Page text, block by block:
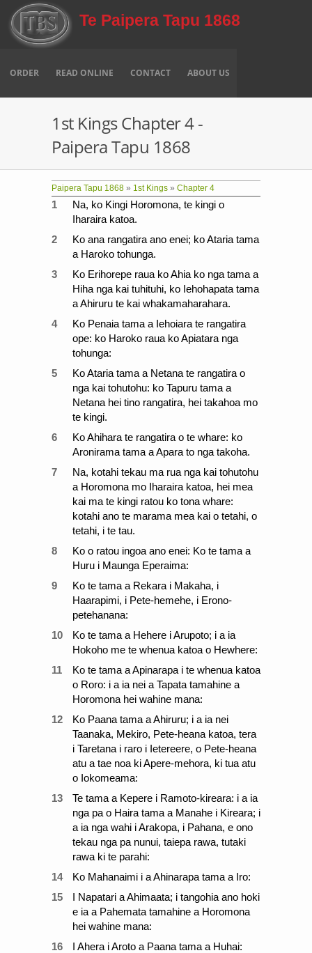
Skip to main content
Te Paipera Tapu 1868
ORDER READ ONLINE CONTACT ABOUT US
1st Kings Chapter 4 -
Paipera Tapu 1868
Paipera Tapu 1868 » 1st Kings » Chapter 4
1
Na, ko Kingi Horomona, te kingi o
Iharaira katoa.
2
Ko ana rangatira ano enei; ko Ataria tama
a Haroko tohunga.
3
Ko Erihorepe raua ko Ahia ko nga tama a
Hiha nga kai tuhituhi, ko Iehohapata tama
a Ahiruru te kai whakamaharahara.
4
Ko Penaia tama a Iehoiara te rangatira
ope: ko Haroko raua ko Apiatara nga
tohunga:
5
Ko Ataria tama a Netana te rangatira o
nga kai tohutohu: ko Tapuru tama a
Netana hei tino rangatira, hei takahoa mo
te kingi.
6
Ko Ahihara te rangatira o te whare: ko
Aronirama tama a Apara to nga takoha.
7
Na, kotahi tekau ma rua nga kai tohutohu
a Horomona mo Iharaira katoa, hei mea
kai ma te kingi ratou ko tona whare:
kotahi ano te marama mea kai o tetahi, o
tetahi, i te tau.
8
Ko o ratou ingoa ano enei: Ko te tama a
Huru i Maunga Eperaima:
9
Ko te tama a Rekara i Makaha, i
Haarapimi, i Pete-hemehe, i Erono-
petehanana:
10
Ko te tama a Hehere i Arupoto; i a ia
Hokoho me te whenua katoa o Hewhere:
11
Ko te tama a Apinarapa i te whenua katoa
o Roro: i a ia nei a Tapata tamahine a
Horomona hei wahine mana:
12
Ko Paana tama a Ahiruru; i a ia nei
Taanaka, Mekiro, Pete-heana katoa, tera
i Taretana i raro i Ietereere, o Pete-heana
atu a tae noa ki Apere-mehora, ki tua atu
o Iokomeama:
13
Te tama a Kepere i Ramoto-kireara: i a ia
nga pa o Haira tama a Manahe i Kireara; i
a ia nga wahi i Arakopa, i Pahana, e ono
tekau nga pa nunui, taiepa rawa, tutaki
rawa ki te parahi:
14
Ko Mahanaimi i a Ahinarapa tama a Iro:
15
I Napatari a Ahimaata; i tangohia ano hoki
e ia a Pahemata tamahine a Horomona
hei wahine mana:
16
I Ahera i Aroto a Paana tama a Huhai: